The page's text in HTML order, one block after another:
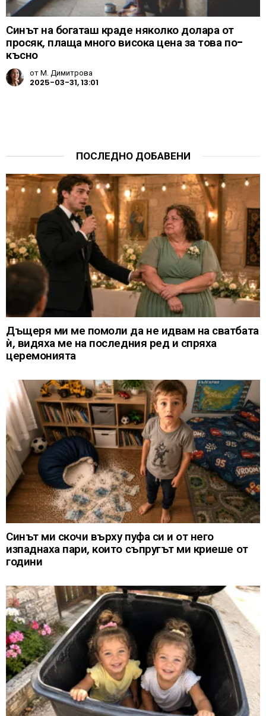
Синът на богаташ краде няколко долара от
просяк, плаща много висока цена за това по-
късно
отМ. Димитрова
2025-03-31, 13:01
ПОСЛЕДНО ДОБАВЕНИ
Дъщеря ми ме помоли да не идвам на сватбата
ѝ, видяха ме на последния ред и спряха
церемонията
Синът ми скочи върху пуфа си и от него
изпаднаха пари, които съпругът ми криеше от
години